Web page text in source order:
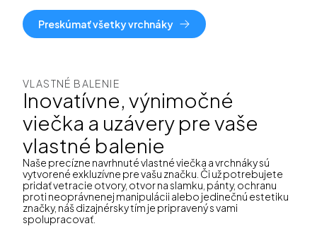
Preskúmať všetky vrchnáky
VLASTNÉ BALENIE
Inovatívne, výnimočné
viečka a uzávery pre vaše
vlastné balenie
Naše precízne navrhnuté vlastné viečka a vrchnáky sú
vytvorené exkluzívne pre vašu značku. Či už potrebujete
pridať vetracie otvory, otvor na slamku, pánty, ochranu
proti neoprávnenej manipulácii alebo jedinečnú estetiku
značky, náš dizajnérsky tím je pripravený s vami
spolupracovať.